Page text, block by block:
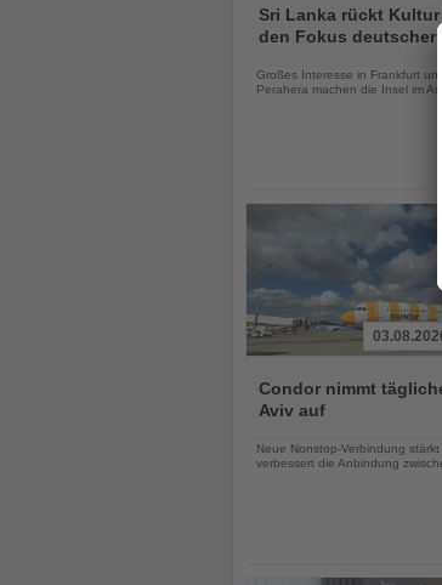
Sie
die
Sri Lanka rückt
den Fokus deutscher
Großes Interesse in Frankfurt
Perahera machen die Insel im
Sie
die
Condor nimmt
Aviv auf
Neue Nonstop-Verbindung
verbessert die Anbindung